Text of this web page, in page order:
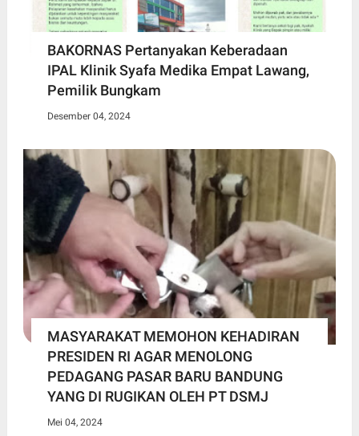
BAKORNAS Pertanyakan Keberadaan
IPAL Klinik Syafa Medika Empat Lawang,
Pemilik Bungkam
Desember 04, 2024
MASYARAKAT MEMOHON KEHADIRAN
PRESIDEN RI AGAR MENOLONG
PEDAGANG PASAR BARU BANDUNG
YANG DI RUGIKAN OLEH PT DSMJ
Mei 04, 2024